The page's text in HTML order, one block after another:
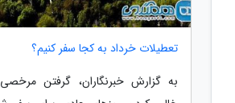
تعطیلات خرداد به کجا سفر کنیم؟
به گزارش خبرنگاران، گرفتن